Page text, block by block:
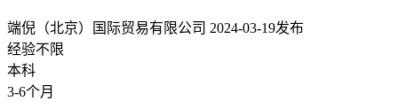
端倪（北京）国际贸易有限公司 2024-03-19发布
经验不限
本科
3-6个月